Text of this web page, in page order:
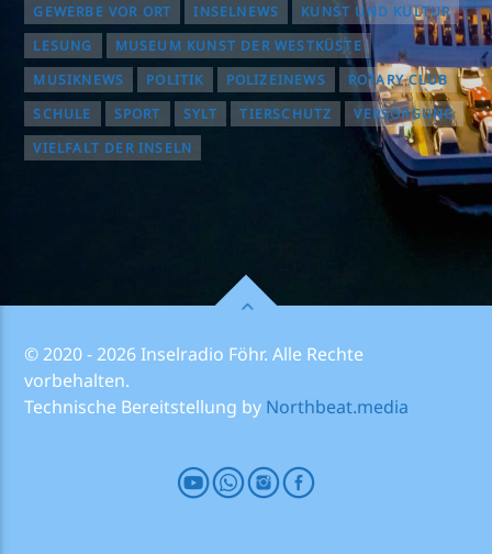
GEWERBE VOR ORT
INSELNEWS
KUNST UND KULTUR
LESUNG
MUSEUM KUNST DER WESTKÜSTE
MUSIKNEWS
POLITIK POLIZEINEWS
ROTARY CLUB
SCHULE
SPORT SYLT TIERSCHUTZ
VERSORGUNG
VIELFALT DER INSELN
© 2020 - 2026 Inselradio Föhr. Alle Rechte
vorbehalten.
Technische Bereitstellung by Northbeat.media